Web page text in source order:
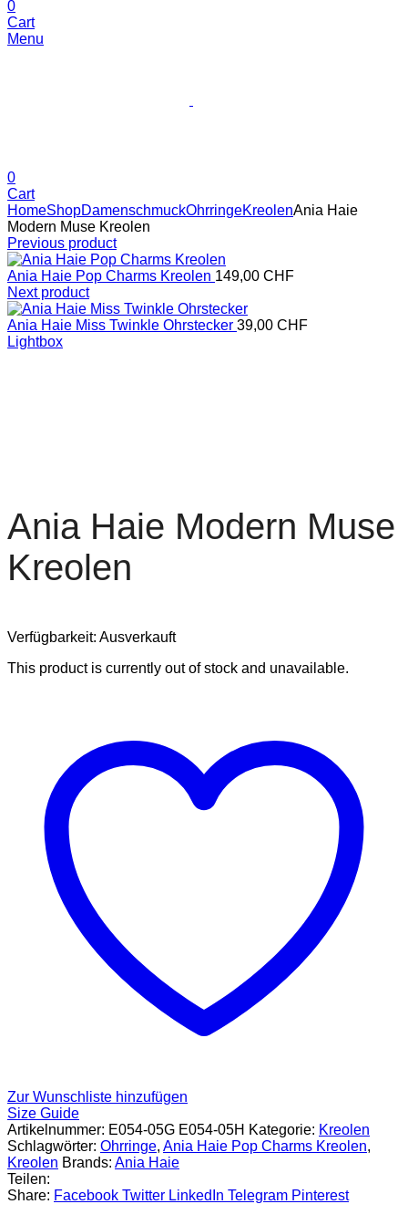
0
Cart
Menu
0
Cart
HomeShopDamenschmuckOhrringeKreolenAnia Haie
Modern Muse Kreolen
Previous product
Ania Haie Pop Charms Kreolen 149,00 CHF
Next product
Ania Haie Miss Twinkle Ohrstecker 39,00 CHF
Lightbox
Ania Haie Modern Muse
Kreolen
Verfügbarkeit: Ausverkauft
This product is currently out of stock and unavailable.
Zur Wunschliste hinzufügen
Size Guide
Artikelnummer: E054-05G E054-05H Kategorie: Kreolen
Schlagwörter: Ohrringe, Ania Haie Pop Charms Kreolen,
Kreolen Brands: Ania Haie
Teilen:
Share: Facebook Twitter LinkedIn Telegram Pinterest